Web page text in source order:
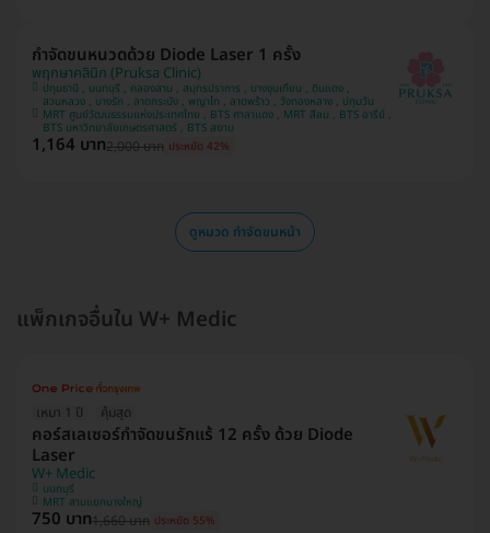
กำจัดขนหนวดด้วย Diode Laser 1 ครั้ง
พฤกษาคลินิก (Pruksa Clinic)
ปทุมธานี , นนทบุรี , คลองสาน , สมุทรปราการ , บางขุนเทียน , ดินแดง ,
สวนหลวง , บางรัก , ลาดกระบัง , พญาไท , ลาดพร้าว , วังทองหลาง , ปทุมวัน
MRT ศูนย์วัฒนธรรมแห่งประเทศไทย , BTS ศาลาแดง , MRT สีลม , BTS อารีย์ ,
BTS มหาวิทยาลัยเกษตรศาสตร์ , BTS สยาม
1,164 บาท2,000 บาท ประหยัด 42%
ดูหมวด กำจัดขนหน้า
แพ็กเกจอื่นใน W+ Medic
เหมา 1 ปี คุ้มสุด
คอร์สเลเซอร์กำจัดขนรักแร้ 12 ครั้ง ด้วย Diode
Laser
W+ Medic
นนทบุรี
MRT สามแยกบางใหญ่
750 บาท1,660 บาท ประหยัด 55%